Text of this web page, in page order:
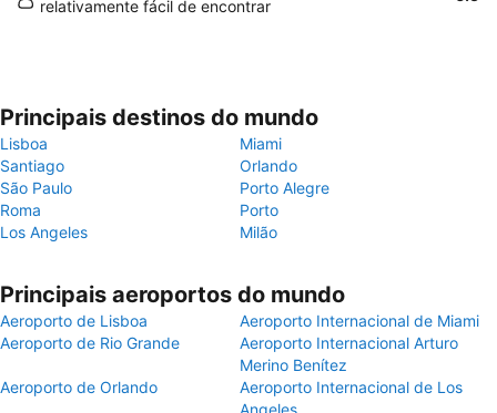
relativamente fácil de encontrar
Principais destinos do mundo
Lisboa
Miami
Santiago
Orlando
São Paulo
Porto Alegre
Roma
Porto
Los Angeles
Milão
Principais aeroportos do mundo
Aeroporto de Lisboa
Aeroporto Internacional de Miami
Aeroporto de Rio Grande
Aeroporto Internacional Arturo
Merino Benítez
Aeroporto de Orlando
Aeroporto Internacional de Los
Angeles